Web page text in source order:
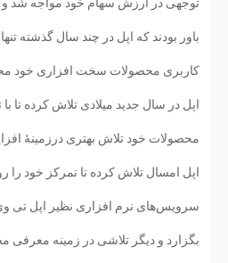
باور بودند که اپل در چند سال گذشته تنها
کاربری محصولات سخت افزاری خود
اپل در سال جدید میلادی تلاش کرده تا
محصولات خود تلاش بهتری درزمینهٔ
اپل امسال تلاش کرده تا تمرکز خود
سرویس‌های نرم افزاری نظیر اپل تی
بگزارد و دیگر تلاشی در زمینه